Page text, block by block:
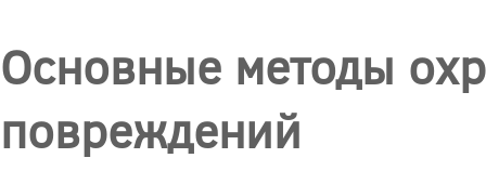
Основные методы
повреждений